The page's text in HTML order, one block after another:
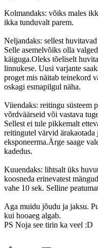
Kolmandaks: võiks males
ikka tunduvalt parem.
Neljandaks: sellest
Selle asemelvõiks olla
käiguga.Oleks tõeliselt
linnukese. Uusi varjante
proget mis näitab teinekord
oskagi esmapilgul näha.
Viiendaks: reitingu süsteem
võrdväärseid või vastava
Sellest ei tule pikkemalt
reitingutel värvid ärakaotada
eksponeerma.Ärge saage
kadedus.
Kuuendaks: lihtsalt üks
koosneda erinevatest
vahe 10 sek. Selline
Aga muidu jõudu ja jaksu.
kui hooaeg algab.
PS Noja see tirin ka veel :D